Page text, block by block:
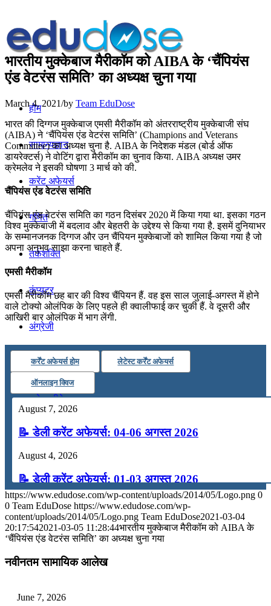
होम
सामान्यज्ञान
करेंट अफेयर्स
गणित
तर्कशक्ति
कंप्यूटर
अंग्रेजी
मॉक टेस्ट
टुडेज जीके
Menu Menu
भारतीय मुक्केबाज मैरीकॉम को AIBA के ‘चैंपियंस
एंड वेटरंस समिति’ का अध्यक्ष चुना गया
March 4, 2021/by Team EduDose
भारत की दिग्गज मुक्केबाज एमसी मैरीकॉम को अंतरराष्ट्रीय मुक्केबाजी संघ
(AIBA) ने ‘चैंपियंस एंड वेटरंस समिति’ (Champions and Veterans
Committee) का अध्यक्ष चुना है. AIBA के निदेशक मंडल (बोर्ड ऑफ
डायरेक्टर्स) ने वोटिंग द्वारा मैरीकॉम का चुनाव किया. AIBA अध्यक्ष उमर
क्रेमलेव ने इसकी घोषणा 3 मार्च को की.
चैंपियंस एंड वेटरंस समिति
चैंपियंस एंड वेटरंस समिति का गठन दिसंबर 2020 में किया गया था. इसका गठन
विश्व मुक्केबाजी में बदलाव और बेहतरी के उद्देश्य से किया गया है. इसमें दुनियाभर
के सम्मानजनक दिग्गज और उन चैंपियन मुक्केबाजों को शामिल किया गया है जो
अपना अनुभव साझा करना चाहते हैं.
एमसी मैरीकॉम
एमसी मैरीकॉम छह बार की विश्व चैंपियन हैं. वह इस साल जुलाई-अगस्त में होने
वाले टोक्यो ओलंपिक के लिए पहले ही क्वालीफाई कर चुकी हैं. वे दूसरी और
आखिरी बार ओलंपिक में भाग लेंगी.
कर्रेंट अफेयर्स होम लेटेस्ट कर्रेंट अफेयर्स
ऑनलाइन क्विज
August 7, 2026
📝 डेली करेंट अफेयर्स: 04-06 अगस्त 2026
August 4, 2026
📝 डेली करेंट अफेयर्स: 01-03 अगस्त 2026
July 31, 2026
📝 डेली करेंट अफेयर्स: 28-31 जुलाई 2026
July 25, 2026
https://www.edudose.com/wp-content/uploads/2014/05/Logo.png 0
0 Team EduDose https://www.edudose.com/wp-
content/uploads/2014/05/Logo.png Team EduDose2021-03-04
20:17:542021-03-05 11:28:44भारतीय मुक्केबाज मैरीकॉम को AIBA के
‘चैंपियंस एंड वेटरंस समिति’ का अध्यक्ष चुना गया
नवीनतम सामायिक आलेख
June 7, 2026